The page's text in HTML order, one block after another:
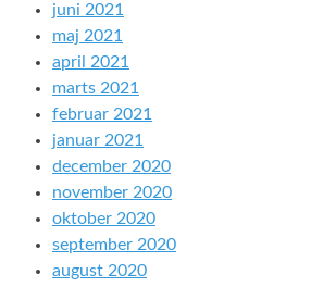
juni 2021
maj 2021
april 2021
marts 2021
februar 2021
januar 2021
december 2020
november 2020
oktober 2020
september 2020
august 2020